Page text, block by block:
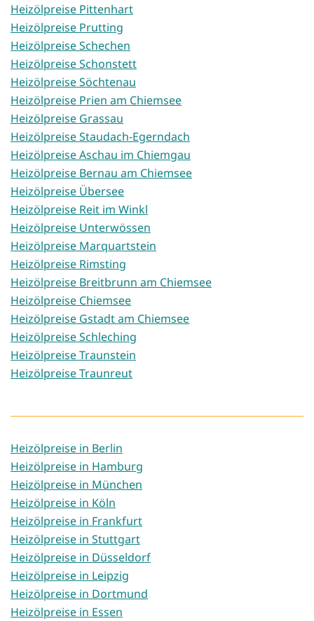
Heizölpreise Pittenhart
Heizölpreise Prutting
Heizölpreise Schechen
Heizölpreise Schonstett
Heizölpreise Söchtenau
Heizölpreise Prien am Chiemsee
Heizölpreise Grassau
Heizölpreise Staudach-Egerndach
Heizölpreise Aschau im Chiemgau
Heizölpreise Bernau am Chiemsee
Heizölpreise Übersee
Heizölpreise Reit im Winkl
Heizölpreise Unterwössen
Heizölpreise Marquartstein
Heizölpreise Rimsting
Heizölpreise Breitbrunn am Chiemsee
Heizölpreise Chiemsee
Heizölpreise Gstadt am Chiemsee
Heizölpreise Schleching
Heizölpreise Traunstein
Heizölpreise Traunreut
Heizölpreise in Berlin
Heizölpreise in Hamburg
Heizölpreise in München
Heizölpreise in Köln
Heizölpreise in Frankfurt
Heizölpreise in Stuttgart
Heizölpreise in Düsseldorf
Heizölpreise in Leipzig
Heizölpreise in Dortmund
Heizölpreise in Essen